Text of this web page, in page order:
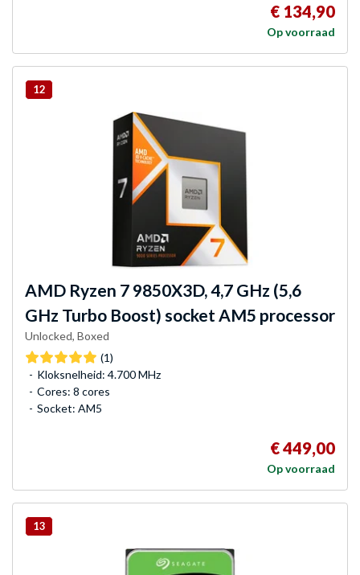
€ 134,90
Op voorraad
12
AMD Ryzen 7 9850X3D, 4,7 GHz (5,6
GHz Turbo Boost) socket AM5 processor
Unlocked, Boxed
(1)
Kloksnelheid: 4.700 MHz
Cores: 8 cores
Socket: AM5
€ 449,00
Op voorraad
13